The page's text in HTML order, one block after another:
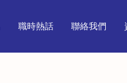
職時熱話 聯絡我們